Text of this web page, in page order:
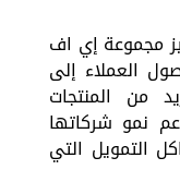
مجموعة إي اف
العملاء إلى
من المنتجات
نمو شركاتها
التمويل التي